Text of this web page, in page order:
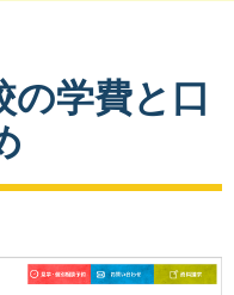
の学費と口